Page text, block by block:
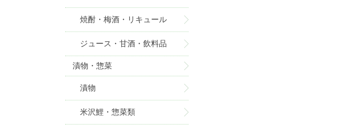
焼酎・梅酒・リキュール
ジュース・甘酒・飲料品
漬物・惣菜
漬物
米沢鯉・惣菜類